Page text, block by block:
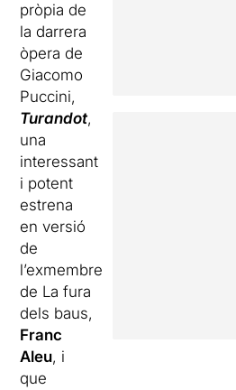
pròpia de
la darrera
òpera de
Giacomo
Puccini,
Turandot,
una
interessant
i potent
estrena
en versió
de
l’exmembre
de La fura
dels baus,
Franc
Aleu, i
que